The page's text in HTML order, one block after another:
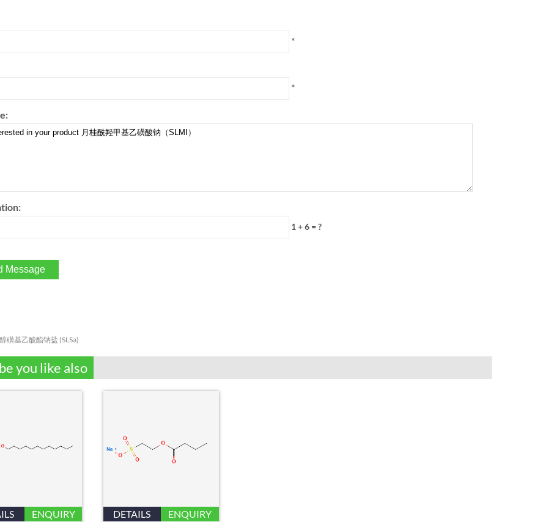
*
*
1 + 6 = ?
磺基乙酸酯钠盐 (SLSa)
you like also
ENQUIRY DETAILS ENQUIRY